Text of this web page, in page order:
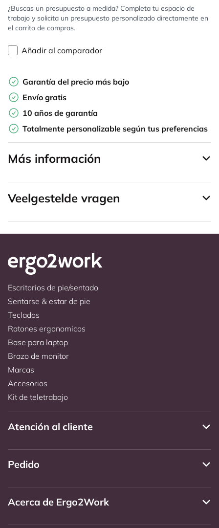
¿Buscas un presupuesto a medida? Completa tu espacio de
trabajo y solicita un presupuesto personalizado directamente en
el carrito de compras.
Añadir al comparador
Garantía del precio más bajo
Envío gratis
10 años de garantía
Totalmente personalizable según tus preferencias
Más información
Veelgestelde vragen
Escritorios de pie/sentado
Sentarse & estar de pie
Teclados
Ratones ergonomicos
Base para laptop
Brazo de monitor
Marcas
Accesorios
Kit de teletrabajo
Atención al cliente
Pedido
Acerca de Ergo2Work